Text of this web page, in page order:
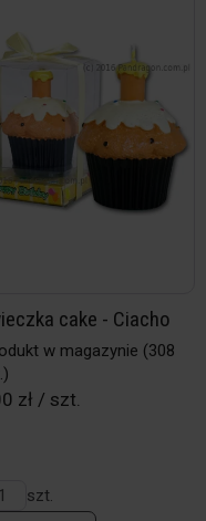
cake - Ciacho
w magazynie (308
zł / szt.
szt.